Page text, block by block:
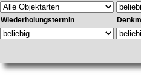
Wiederholungstermin